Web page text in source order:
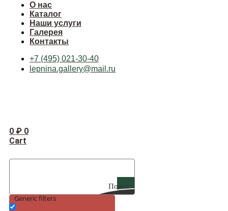
О нас
Каталог
Наши услуги
Галерея
Контакты
+7 (495) 021-30-40
lepnina.gallery@mail.ru
0 ₽ 0
Cart
Поиск
Generic filters